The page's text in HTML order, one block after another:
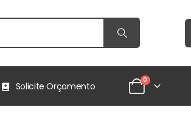
Solicite Orçamento
0